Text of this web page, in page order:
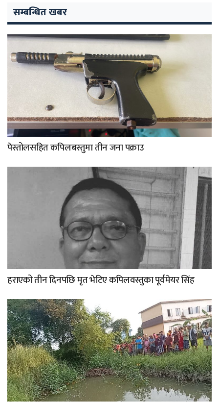
सम्बन्धित खबर
पेस्तोलसहित कपिलबस्तुमा तीन जना पक्राउ
हराएको तीन दिनपछि मृत भेटिए कपिलवस्तुका पूर्वमेयर सिंह